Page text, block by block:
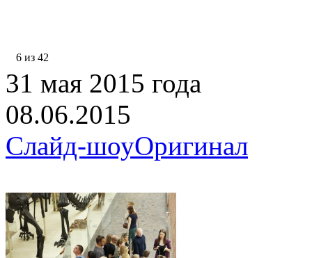
6 из 42
31 мая 2015 года
08.06.2015
Слайд-шоуОригинал